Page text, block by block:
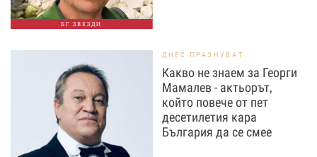
БГ ЗВЕЗДИ
ДНЕС ПРАЗНУВАТ
Какво не знаем за Георги
Мамалев - актьорът,
който повече от пет
десетилетия кара
България да се смее